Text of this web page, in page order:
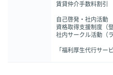
賃貸仲介手数料割引
自己啓発・社内活動
資格取得支援制度（
社内サークル活動（
「福利厚生代行サー